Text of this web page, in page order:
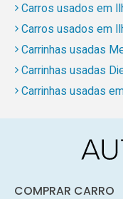
Carros usados em
Carros usados em
Carrinhas usadas
Carrinhas usadas
Carrinhas usadas
COMPRAR CARRO